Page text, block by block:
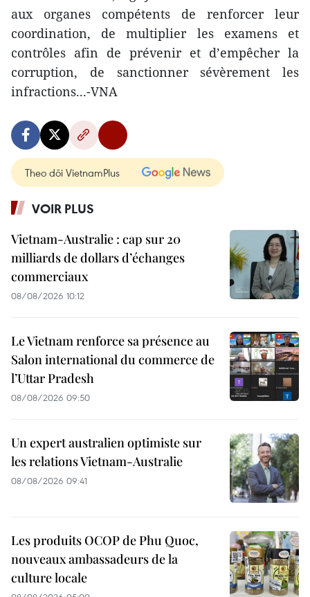
aux organes compétents de renforcer leur
coordination, de multiplier les examens et
contrôles afin de prévenir et d’empêcher la
corruption, de sanctionner sévèrement les
infractions...-VNA
Theo dõi VietnamPlus
VOIR PLUS
Vietnam-Australie : cap sur 20
milliards de dollars d’échanges
commerciaux
08/08/2026 10:12
Le Vietnam renforce sa présence au
Salon international du commerce de
l’Uttar Pradesh
08/08/2026 09:50
Un expert australien optimiste sur
les relations Vietnam-Australie
08/08/2026 09:41
Les produits OCOP de Phu Quoc,
nouveaux ambassadeurs de la
culture locale